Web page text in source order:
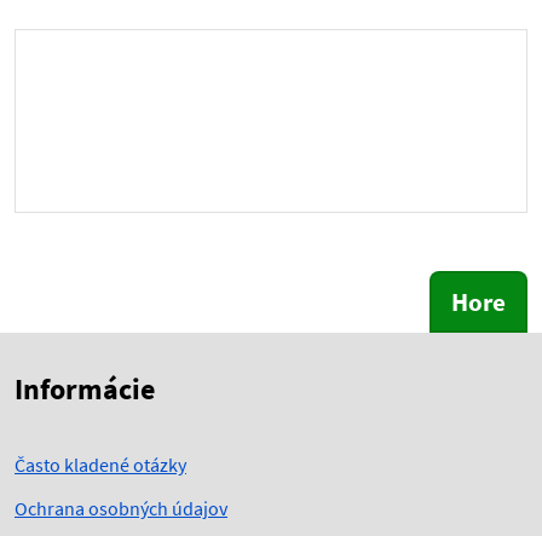
Hore
Informácie
Často kladené otázky
Ochrana osobných údajov